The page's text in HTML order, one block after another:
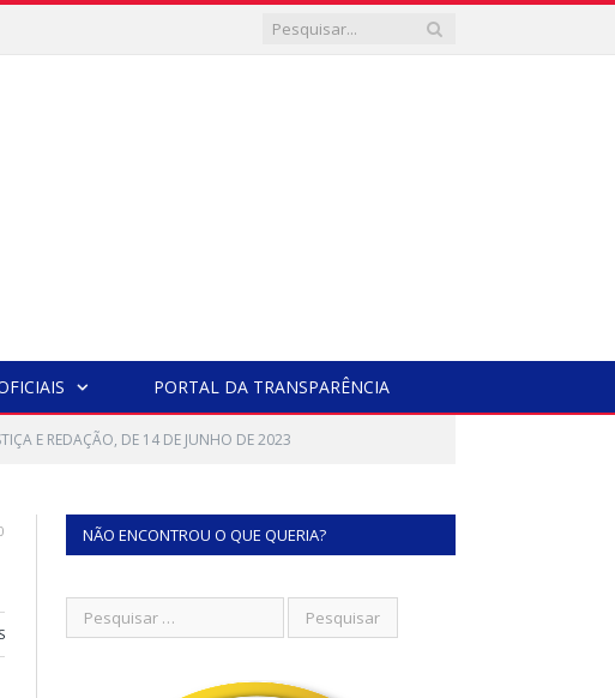
PORTAL DA TRANSPARÊNCIA
E REDAÇÃO, DE 14 DE JUNHO DE 2023
NÃO ENCONTROU O QUE QUERIA?